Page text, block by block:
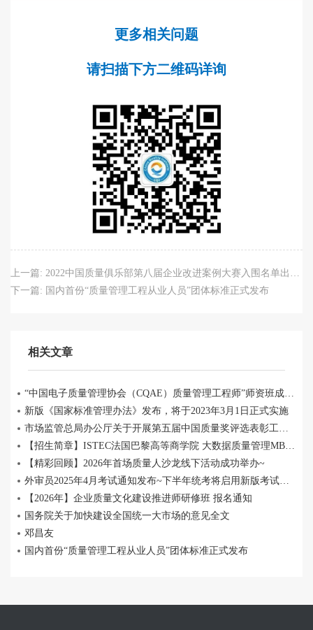
更多相关问题
请扫描下方二维码详询
上一篇: 2022中国质量俱乐部第八届企业改进案例大赛入围名单出炉！11月18日西安现场PK
下一篇: 国内首份“质量管理工程从业人员”团体标准正式发布
相关文章
新版《国家标准管理办法》发布，将于2023年3月1日正式实施
【精彩回顾】2026年首场质量人沙龙线下活动成功举办~
【2026年】企业质量文化建设推进师研修班 报名通知
国务院关于加快建设全国统一大市场的意见全文
邓昌友
国内首份“质量管理工程从业人员”团体标准正式发布